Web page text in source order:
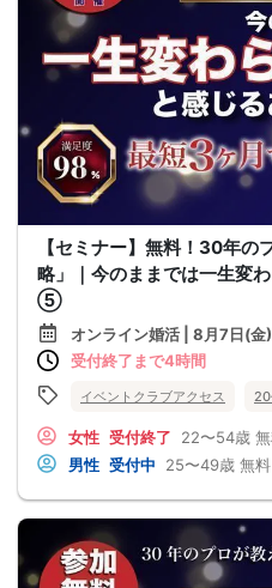
【セミナー】無料！30年の
略」｜今のままでは一生変
⑤
オンライン婚活 | 8月7日(
受付終了まで4時間
イベントクラブアクセス 20
女性 受付終了 22〜54歳
男性 受付中 25〜49歳 無料